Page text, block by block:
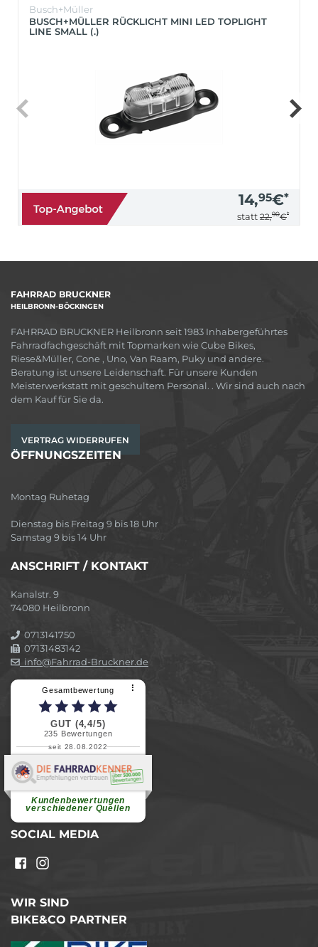
Busch+Müller
BUSCH+MÜLLER RÜCKLICHT MINI LED TOPLIGHT
LINE SMALL (.)
14,95€*
statt 22,90€*
FAHRRAD BRUCKNER
HEILBRONN-BÖCKINGEN
FAHRRAD BRUCKNER Heilbronn seit 1983 Inhabergeführtes
Fahrradfachgeschäft mit Topmarken wie Cube Bikes,
Riese&Müller, Cone , Uno, Van Raam, Puky und andere.
Beratung ist unsere Leidenschaft. Für unsere Kunden
Meisterwerkstatt mit geschultem Personal. . Wir sind auch nach
dem Kauf für Sie da.
VERTRAG WIDERRUFEN
ÖFFNUNGSZEITEN
Montag Ruhetag
Dienstag bis Freitag 9 bis 18 Uhr
Samstag 9 bis 14 Uhr
ANSCHRIFT / KONTAKT
Kanalstr. 9
74080 Heilbronn
0713141750
07131483142
info@Fahrrad-Bruckner.de
Gesamtbewertung ⠇
GUT (4,4/5)
235 Bewertungen
seit 28.08.2022
Kundenbewertungen
verschiedener Quellen
Elvira B.
Superschnelle und freundliche
weiterlesen
SOCIAL MEDIA
WIR SIND
BIKE&CO PARTNER